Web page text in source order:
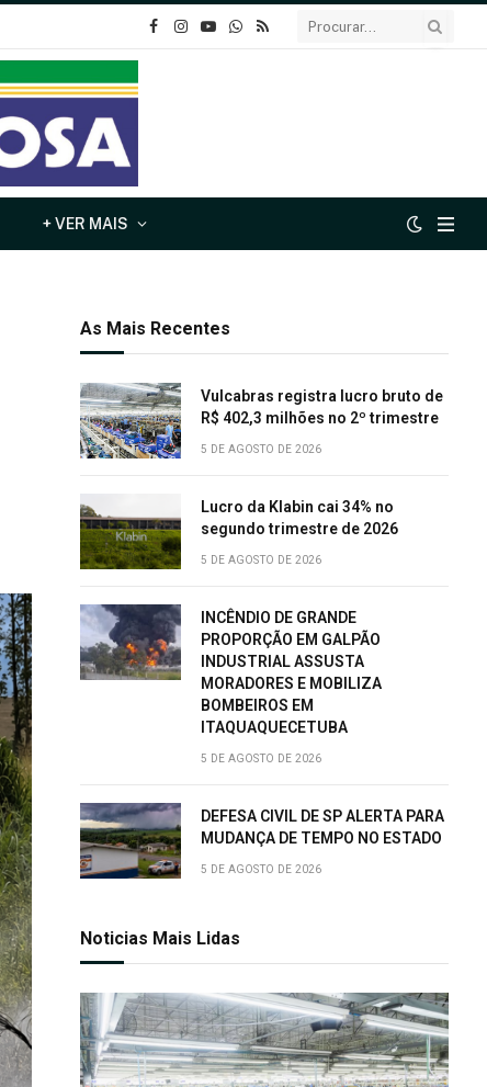
o
Instagram
YouTube
Whatsapp
RSS
+ VER MAIS
As Mais Recentes
Vulcabras registra lucro bruto de
R$ 402,3 milhões no 2º trimestre
5 DE AGOSTO DE 2026
Lucro da Klabin cai 34% no
segundo trimestre de 2026
5 DE AGOSTO DE 2026
INCÊNDIO DE GRANDE
PROPORÇÃO EM GALPÃO
INDUSTRIAL ASSUSTA
MORADORES E MOBILIZA
BOMBEIROS EM
ITAQUAQUECETUBA
5 DE AGOSTO DE 2026
DEFESA CIVIL DE SP ALERTA PARA
MUDANÇA DE TEMPO NO ESTADO
5 DE AGOSTO DE 2026
Noticias Mais Lidas